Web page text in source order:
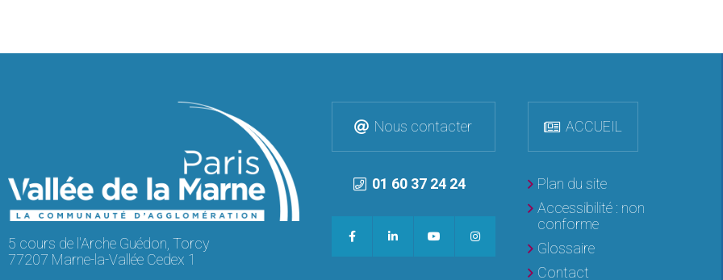
5 cours de l'Arche Guédon, Torcy
77207 Marne-la-Vallée Cedex 1
Nous contacter
01 60 37 24 24
ACCUEIL
Plan du site
Accessibilité : non
conforme
Glossaire
Contact